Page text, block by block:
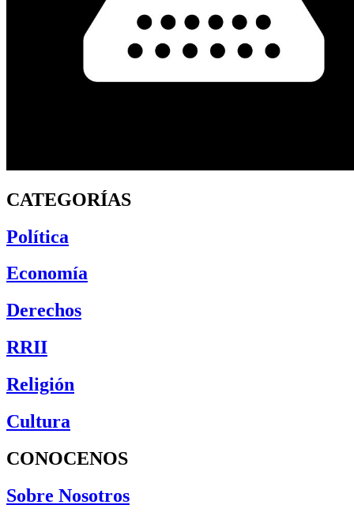
CATEGORÍAS
Política
Economía
Derechos
RRII
Religión
Cultura
CONOCENOS
Sobre Nosotros